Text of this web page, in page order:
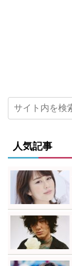
人気記事